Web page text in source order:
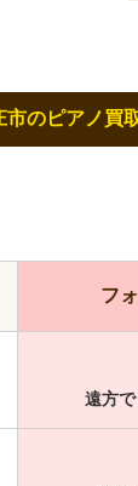
市のピアノ買
フ
遠方